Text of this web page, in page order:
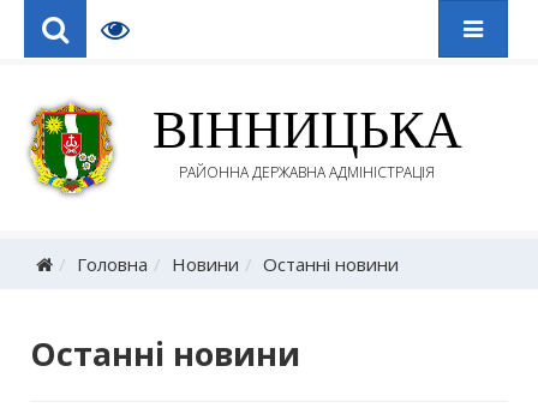
ВІННИЦЬКА
РАЙОННА ДЕРЖАВНА АДМІНІСТРАЦІЯ
Головна Новини Останні новини
Останні новини